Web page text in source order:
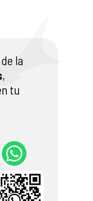
de la
,
tu